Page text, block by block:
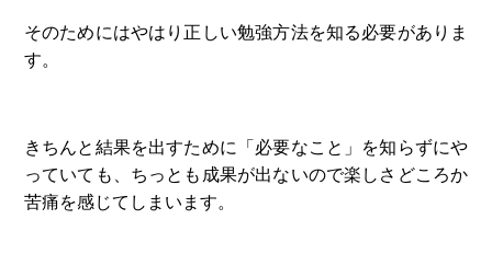
そのためにはやはり正しい勉強方法を知る必要がありま
す。
きちんと結果を出すために「必要なこと」を知らずにや
っていても、ちっとも成果が出ないので楽しさどころか
苦痛を感じてしまいます。